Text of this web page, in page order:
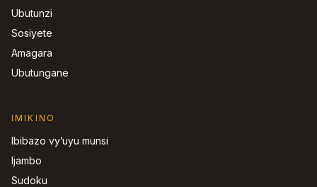
Ubutunzi
Sosiyete
Amagara
Ubutungane
IMIKINO
Ibibazo vy’uyu munsi
Ijambo
Sudoku